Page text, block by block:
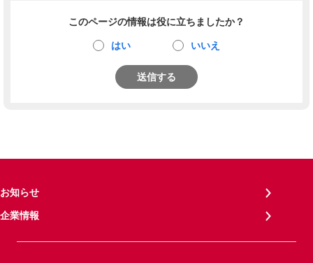
このページの情報は役に立ちましたか？
はい いいえ
送信する
お知らせ
企業情報